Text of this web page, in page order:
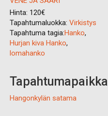
Hinta: 120€
Tapahtumaluokka: Virkistys
Tapahtuma tagia:Hanko,
Hurjan kiva Hanko,
lomahanko
Tapahtumapaikka
Hangonkylän satama